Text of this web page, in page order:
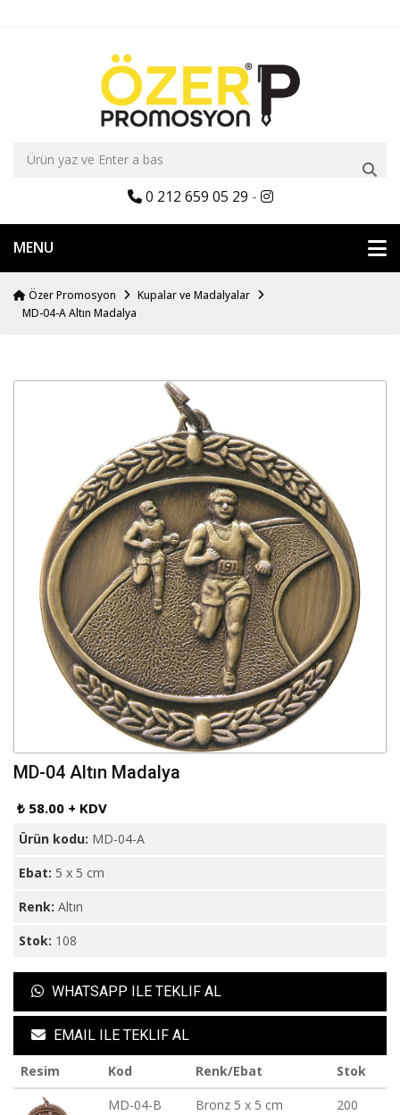
0 212 659 05 29 -
MENU
Özer Promosyon
Kupalar ve Madalyalar
MD-04-A Altın Madalya
MD-04 Altın Madalya
₺ 58.00 + KDV
Ürün kodu: MD-04-A
Ebat: 5 x 5 cm
Renk: Altın
Stok: 108
WHATSAPP ILE TEKLIF AL
EMAIL ILE TEKLIF AL
Resim Kod Renk/Ebat
Stok
MD-04-B
Bronz 5 x 5 cm 200